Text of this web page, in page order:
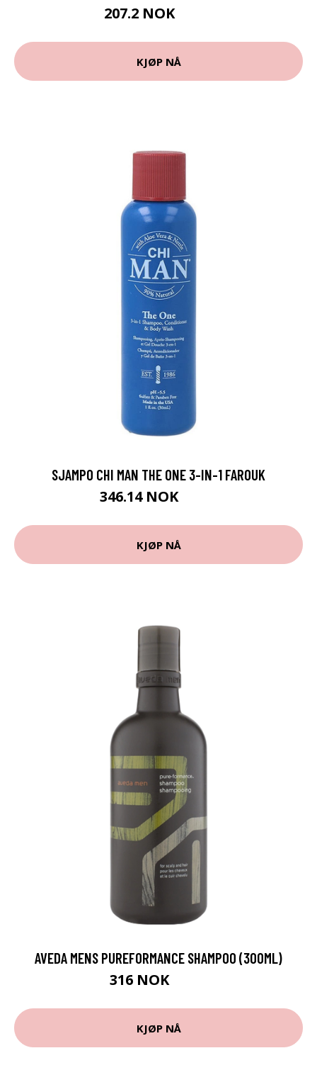
207.2 NOK
KJØP NÅ
SJAMPO CHI MAN THE ONE 3-IN-1 FAROUK
346.14 NOK
KJØP NÅ
AVEDA MENS PUREFORMANCE SHAMPOO (300ML)
316 NOK
KJØP NÅ